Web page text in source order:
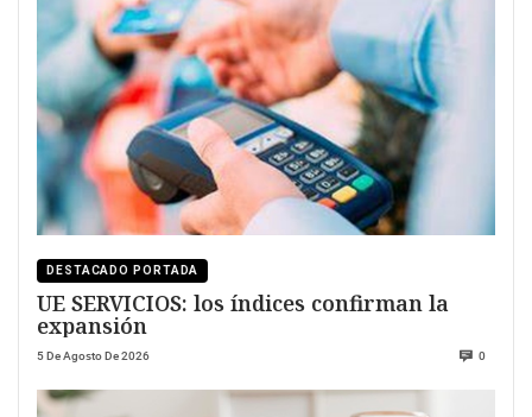
DESTACADO PORTADA
UE SERVICIOS: los índices confirman la
expansión
5 De Agosto De 2026 0